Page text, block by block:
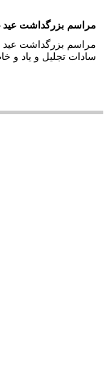
مراسم بزرگداشت عید
سادات تجلیل و یاد و